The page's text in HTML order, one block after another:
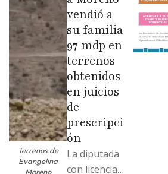
Terrenos de
Evangelina
Moreno
vendió a
su familia
97 mdp en
terrenos
obtenidos
en juicios
de
prescripci
ón
La diputada
con licencia